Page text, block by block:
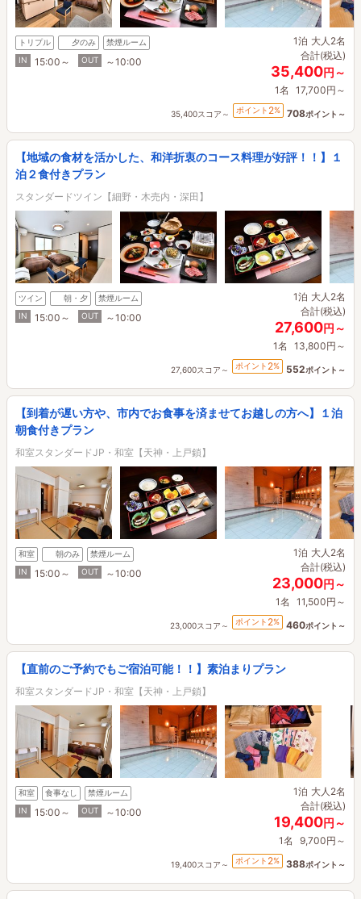
トリプル 夕のみ
禁煙ルーム
IN
15:00～ OUT ～10:00
1泊 大人2名
合計(税込)
35,400円～
1名 17,700円～
35,400スコア～ ポイント 2% 708ポイント～
【地域の食材を活かした、和洋折衷のコース料理が好評！！】１
泊２食付きプラン
スタンダードツイン【細野・木売内・深田】
ツイン 朝・夕
禁煙ルーム
IN
15:00～ OUT ～10:00
1泊 大人2名
合計(税込)
27,600円～
1名 13,800円～
27,600スコア～ ポイント 2% 552ポイント～
【到着が遅い方や、市内でお食事を済ませてお越しの方へ】１泊
朝食付きプラン
和室スタンダードJP・和室【天神・上戸鎖】
和室 朝のみ
禁煙ルーム
IN
15:00～ OUT ～10:00
1泊 大人2名
合計(税込)
23,000円～
1名 11,500円～
23,000スコア～ ポイント 2% 460ポイント～
【直前のご予約でもご宿泊可能！！】素泊まりプラン
和室スタンダードJP・和室【天神・上戸鎖】
和室 食事なし
禁煙ルーム
IN
15:00～ OUT ～10:00
1泊 大人2名
合計(税込)
19,400円～
1名 9,700円～
19,400スコア～ ポイント 2% 388ポイント～